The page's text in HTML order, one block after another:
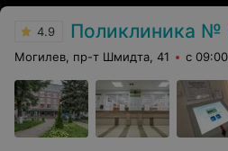
4.9 Поликлиника №
Могилев, пр-т Шмидта, 41 с 09:00